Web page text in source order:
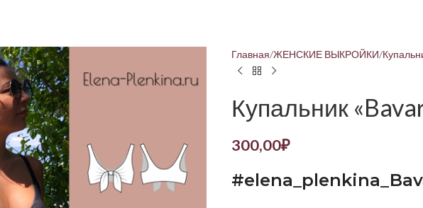
Главная ЖЕНСКИЕ ВЫКРОЙКИ
Купальник
300,00₽